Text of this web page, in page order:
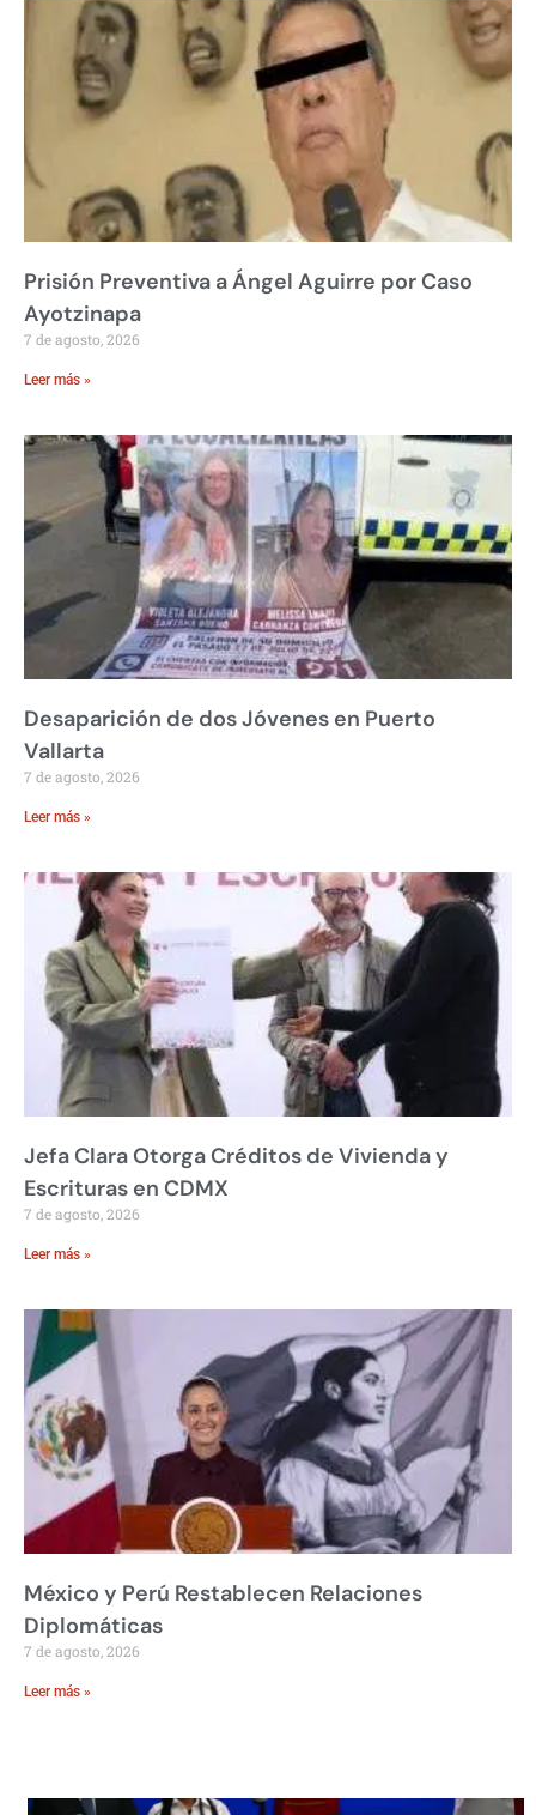
Prisión Preventiva a Ángel Aguirre por Caso
Ayotzinapa
7 de agosto, 2026
Leer más »
Desaparición de dos Jóvenes en Puerto
Vallarta
7 de agosto, 2026
Leer más »
Jefa Clara Otorga Créditos de Vivienda y
Escrituras en CDMX
7 de agosto, 2026
Leer más »
México y Perú Restablecen Relaciones
Diplomáticas
7 de agosto, 2026
Leer más »